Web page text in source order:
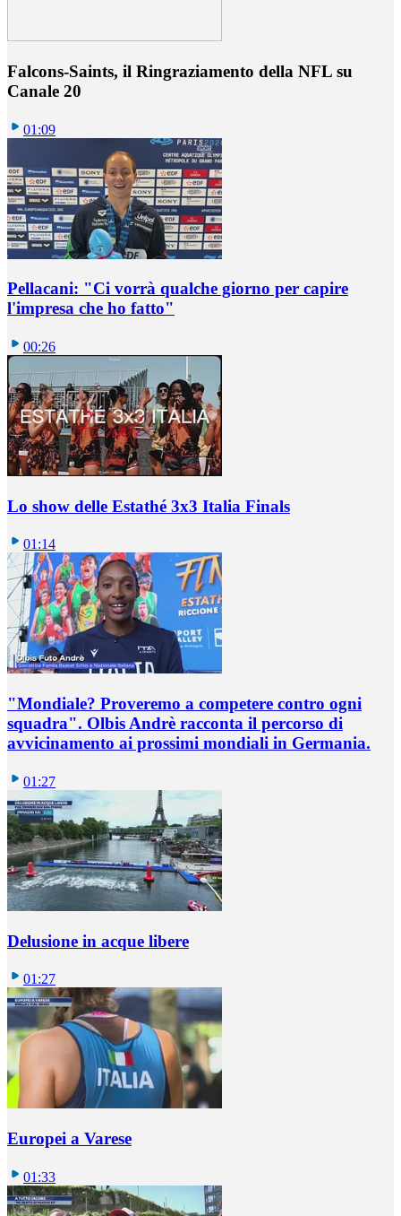
Falcons-Saints, il Ringraziamento della NFL su
Canale 20
01:09
Pellacani: "Ci vorrà qualche giorno per capire
l'impresa che ho fatto"
00:26
Lo show delle Estathé 3x3 Italia Finals
01:14
"Mondiale? Proveremo a competere contro ogni
squadra". Olbis Andrè racconta il percorso di
avvicinamento ai prossimi mondiali in Germania.
01:27
Delusione in acque libere
01:27
Europei a Varese
01:33